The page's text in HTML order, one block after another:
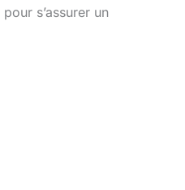
pour s’assurer un